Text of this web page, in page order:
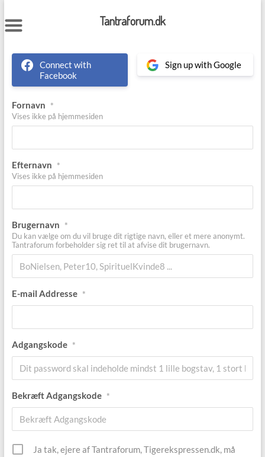
to
content
Connect with
Facebook
Sign up with Google
Fornavn *
Vises ikke på hjemmesiden
Efternavn *
Vises ikke på hjemmesiden
Brugernavn *
Du kan vælge om du vil bruge dit rigtige navn, eller et mere anonymt.
Tantraforum forbeholder sig ret til at afvise dit brugernavn.
E-mail Addresse *
Adgangskode *
Bekræft Adgangskode *
Ja tak, ejere af Tantraforum, Tigerekspressen.dk, må
Tantraforum.dk